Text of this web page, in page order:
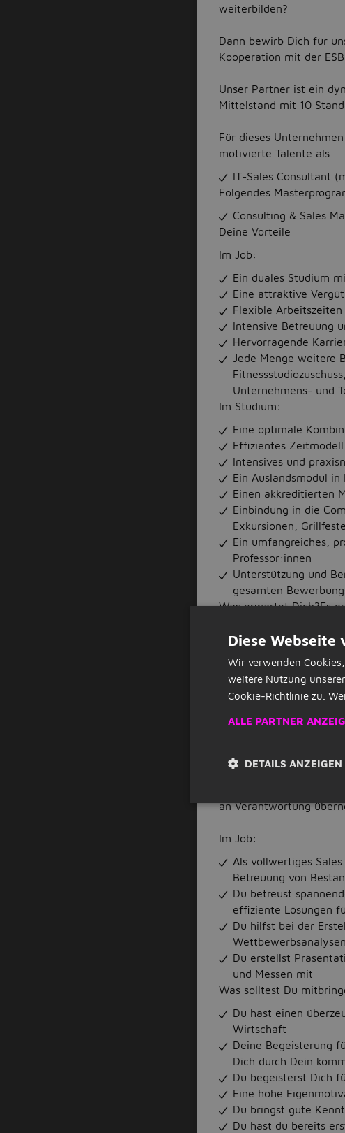
weiterbilden?
Dann bewirb Dich für
Kooperation mit der
Unser Partner ist ein
Mittelstand mit 10
Für dieses
motivierte Talente als
IT-Sales Consultant
Folgendes
Consulting & Sales
Deine Vorteile
Im Job:
Ein duales Studium
Eine attraktive
Flexible
Intensive Betreuung
Hervorragende
Jede Menge weitere
Unternehmens- und
Im Studium:
Eine optimale
Effizientes
Intensives und
Ein Auslandsmodul in
Einen akkreditierten
Einbindung in die
Exkursionen,
Ein umfangreiches,
Professor:innen
Unterstützung und
gesamten
Was erwartet Dich?Es
Im Studium:
3 Semester
Theoriephasen in
Tage)
Expert:innen aus der
Technology
an Verantwortung
Im Job:
Als vollwertiges
Betreuung von
Du betreust
effiziente Lösungen
Du hilfst bei der
Du erstellst
und Messen mit
Was solltest Du
Du hast einen
Wirtschaft
Deine Begeisterung
Dich durch Dein
Du begeisterst Dich
Eine hohe
Du bringst gute
Du hast du bereits
Diese Webseite
Wir verwenden
weitere Nutzung
Cookie-Richtlinie zu.
ALLE PARTNER
DETAILS ANZEIGEN